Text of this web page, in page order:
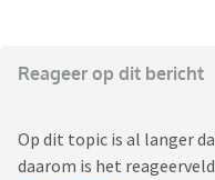
Reageer op dit bericht
Op dit topic is al langer
daarom is het